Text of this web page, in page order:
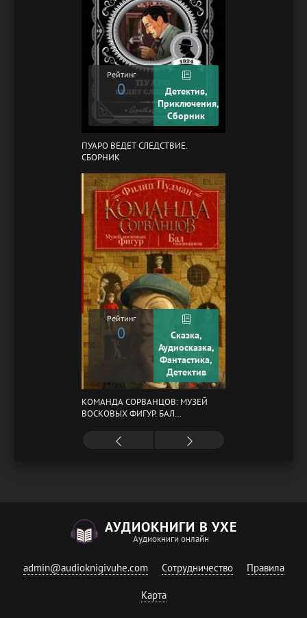
Рейтинг
0
Детектив,
Приключения,
Сборник
ПУАРО ВЕДЕТ СЛЕДСТВИЕ.
СБОРНИК
Рейтинг
0
Сказка,
Аудиосказка,
Фантастика,
Детектив
КОМАНДА СОРВАНЦОВ: МУЗЕЙ
ВОСКОВЫХ ФИГУР. БАЛ
АУДИОКНИГИ В УХЕ
Аудиокниги онлайн
admin@audioknigivuhe.com Сотрудничество Правила
Карта